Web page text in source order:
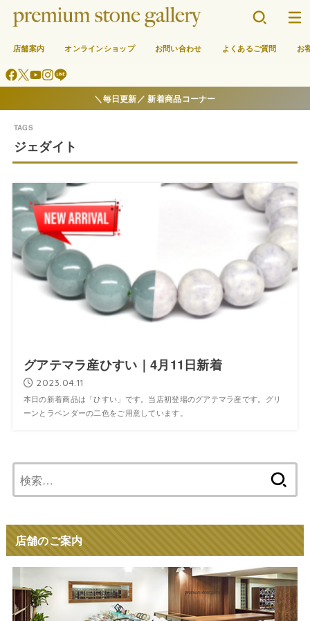
店舗案内 オンラインショップ お問い合わせ よくあるご質問 お
＼毎日更新／ 新着商品コーナー
ジェダイト
グアテマラ産ひすい｜4月11日新着
2023.04.11
本日の新着商品は「ひすい」です。当店初登場のグアテマラ産です。グリ
ーンとラベンダーの二色をご用意しています。
索:
店舗のご案内